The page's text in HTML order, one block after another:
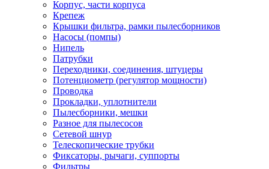
Корпус, части корпуса
Крепеж
Крышки фильтра, рамки пылесборников
Насосы (помпы)
Нипель
Патрубки
Переходники, соединения, штуцеры
Потенциометр (регулятор мощности)
Проводка
Прокладки, уплотнители
Пылесборники, мешки
Разное для пылесосов
Сетевой шнур
Телескопические трубки
Фиксаторы, рычаги, суппорты
Фильтры